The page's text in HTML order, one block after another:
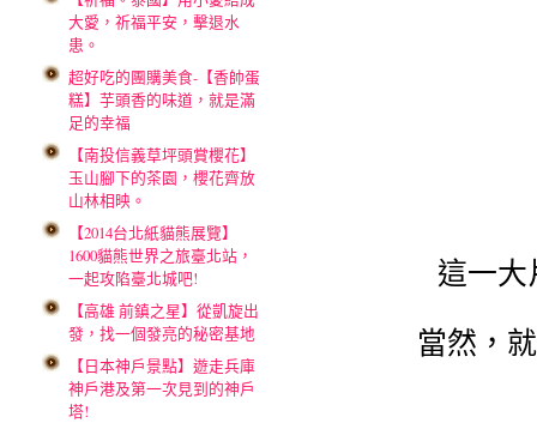
大愛，祈福平安，擊退水
患。
超好吃的團購美食-【香帥蛋
糕】芋頭香的味道，就是滿
足的幸福
【南投信義草坪頭賞櫻花】
玉山腳下的茶園，櫻花齊放
山林相映。
【2014台北紙貓熊展覽】
1600貓熊世界之旅臺北站，
一起攻陷臺北城吧!
【高雄 前鎮之星】從凱旋出
發，找一個發亮的秘密基地
【日本神戶景點】遊走兵庫
神戶港及第一次見到的神戶
塔!
這一
當然，